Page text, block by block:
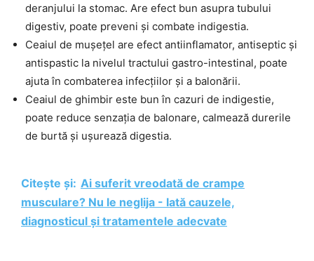
deranjului la stomac. Are efect bun asupra tubului
digestiv, poate preveni și combate indigestia.
Ceaiul de mușețel are efect antiinflamator, antiseptic și
antispastic la nivelul tractului gastro-intestinal, poate
ajuta în combaterea infecțiilor și a balonării.
Ceaiul de ghimbir este bun în cazuri de indigestie,
poate reduce senzația de balonare, calmează durerile
de burtă și ușurează digestia.
Citește și: Ai suferit vreodată de crampe
musculare? Nu le neglija - Iată cauzele,
diagnosticul și tratamentele adecvate